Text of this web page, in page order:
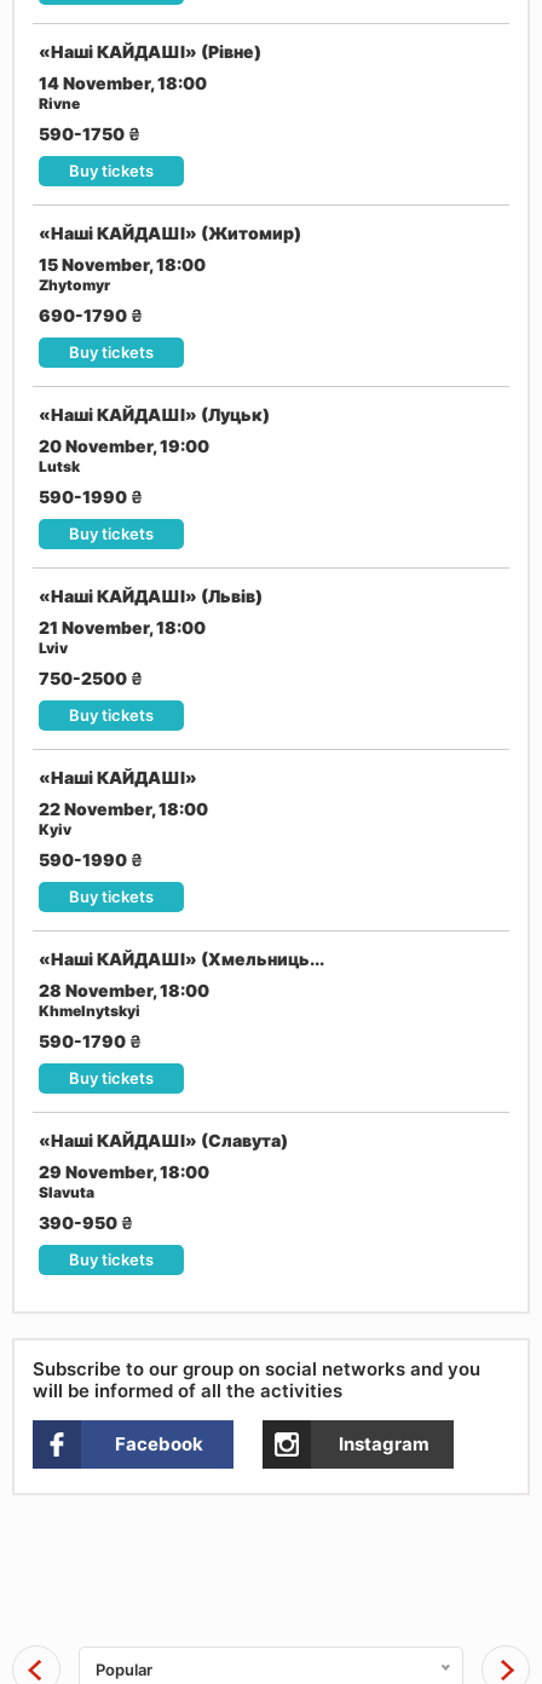
«Наші КАЙДАШІ» (Рівне)
14 November, 18:00
Rivne
590-1750 ₴
Buy tickets
«Наші КАЙДАШІ» (Житомир)
15 November, 18:00
Zhytomyr
690-1790 ₴
Buy tickets
«Наші КАЙДАШІ» (Луцьк)
20 November, 19:00
Lutsk
590-1990 ₴
Buy tickets
«Наші КАЙДАШІ» (Львів)
21 November, 18:00
Lviv
750-2500 ₴
Buy tickets
«Наші КАЙДАШІ»
22 November, 18:00
Kyiv
590-1990 ₴
Buy tickets
«Наші КАЙДАШІ» (Хмельниць...
28 November, 18:00
Khmelnytskyi
590-1790 ₴
Buy tickets
«Наші КАЙДАШІ» (Славута)
29 November, 18:00
Slavuta
390-950 ₴
Buy tickets
Subscribe to our group on social networks and you
will be informed of all the activities
Facebook Instagram
Popular